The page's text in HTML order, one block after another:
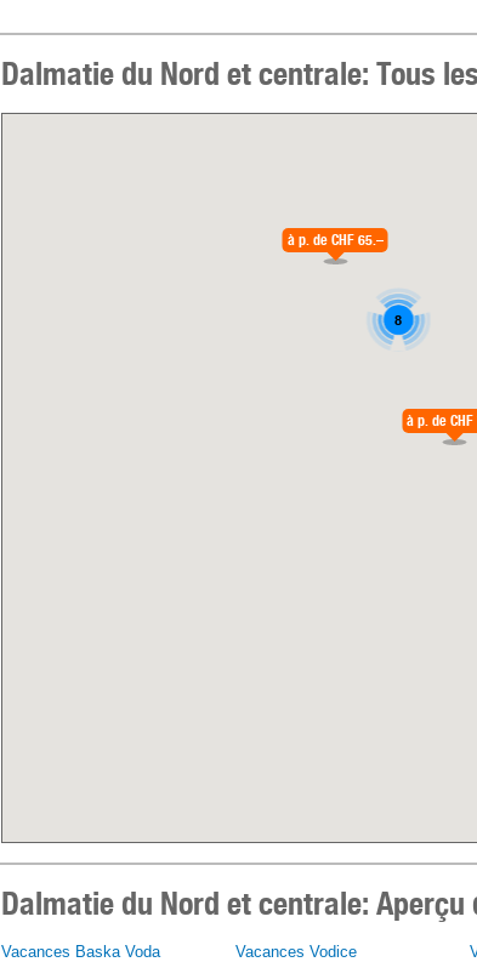
Dalmatie du Nord et centrale: Tous
8
à p. de CHF 65.–
à p. de
Dalmatie du Nord et centrale: Aperçu
Vacances Baska Voda Vacances Vodice